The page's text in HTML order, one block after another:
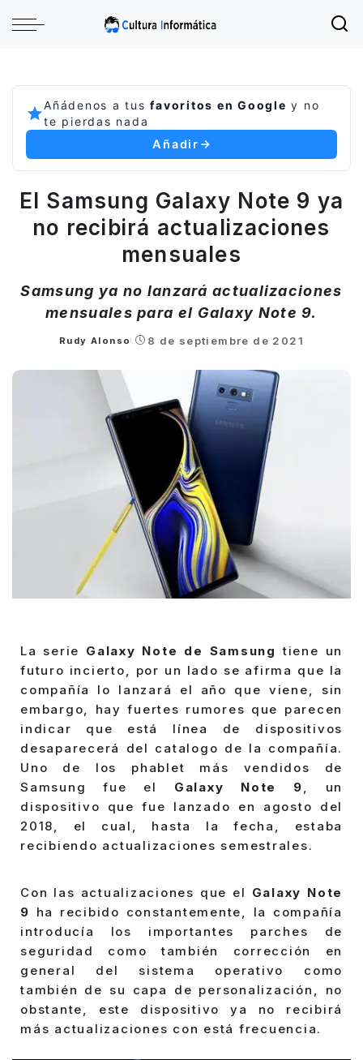
Añádenos a tusfavoritos en Google y no
te pierdas nada
Añadir
El Samsung Galaxy Note 9 ya
no recibirá actualizaciones
mensuales
Samsung ya no lanzará actualizaciones
mensuales para el Galaxy Note 9.
Posted
Rudy Alonso 8 de septiembre de 2021
La serie Galaxy Note de Samsung tiene un
futuro incierto, por un lado se afirma que la
compañía lo lanzará el año que viene, sin
embargo, hay fuertes rumores que parecen
indicar que está línea de dispositivos
desaparecerá del catalogo de la compañía.
Uno de los phablet más vendidos de
Samsung fue el Galaxy Note 9, un
dispositivo que fue lanzado en agosto del
2018, el cual, hasta la fecha, estaba
recibiendo actualizaciones semestrales.
Con las actualizaciones que el Galaxy Note
9 ha recibido constantemente, la compañía
introducía los importantes parches de
seguridad como también corrección en
general del sistema operativo como
también de su capa de personalización, no
obstante, este dispositivo ya no recibirá
más actualizaciones con está frecuencia.